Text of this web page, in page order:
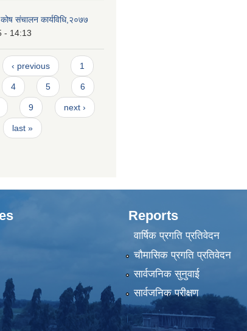
संचालन कार्यविधि,२०७७
- 14:13
‹ previous 1
4 5 6
9 next ›
last »
Reports
वार्षिक प्रगति प्रतिवेदन
चौमासिक प्रगति प्रतिवेदन
सार्वजनिक सुनुवाई
सार्वजनिक परीक्षण